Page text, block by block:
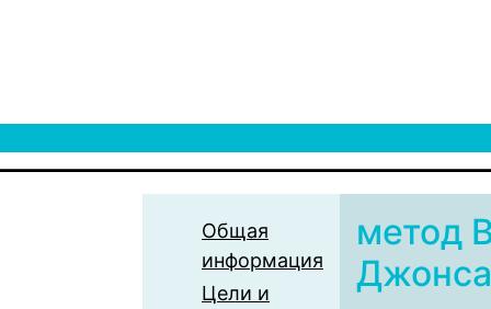
Общая
информация
Цели и
метод
Джонса